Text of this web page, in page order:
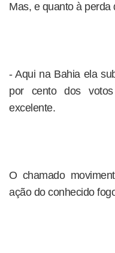
Mas, e quanto à perda
- Aqui na Bahia ela
por cento dos
excelente.
O chamado
ação do conhecido